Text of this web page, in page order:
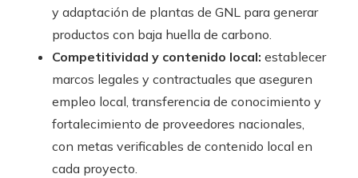
y adaptación de plantas de GNL para generar
productos con baja huella de carbono.
Competitividad y contenido local: establecer
marcos legales y contractuales que aseguren
empleo local, transferencia de conocimiento y
fortalecimiento de proveedores nacionales,
con metas verificables de contenido local en
cada proyecto.